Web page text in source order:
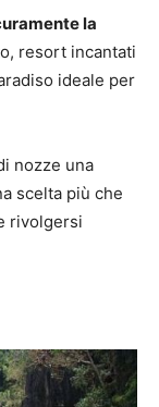
la
resort incantati
ideale per
nozze una
scelta più che
rivolgersi